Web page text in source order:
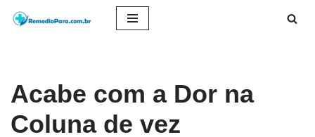
conteúdo
Acabe com a Dor na
Coluna de vez